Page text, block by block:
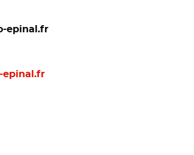
epinal.fr
epinal.fr